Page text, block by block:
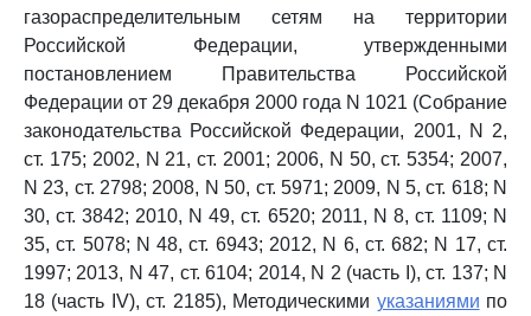
газораспределительным сетям на территории
Российской Федерации, утвержденными
постановлением Правительства Российской
Федерации от 29 декабря 2000 года N 1021 (Собрание
законодательства Российской Федерации, 2001, N 2,
ст. 175; 2002, N 21, ст. 2001; 2006, N 50, ст. 5354; 2007,
N 23, ст. 2798; 2008, N 50, ст. 5971; 2009, N 5, ст. 618; N
30, ст. 3842; 2010, N 49, ст. 6520; 2011, N 8, ст. 1109; N
35, ст. 5078; N 48, ст. 6943; 2012, N 6, ст. 682; N 17, ст.
1997; 2013, N 47, ст. 6104; 2014, N 2 (часть I), ст. 137; N
18 (часть IV), ст. 2185), Методическими указаниями по